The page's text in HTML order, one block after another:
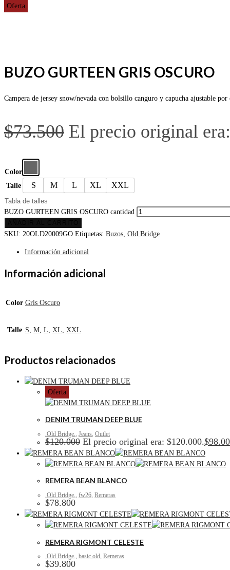
Oferta
BUZO GURTEEN GRIS OSCURO
Campera de jersey snow/nevada con bolsillo canguro y capucha ajustable
$73.500 El precio original
Color
Talle
S M L XL XXL
Tabla de talles
BUZO GURTEEN GRIS OSCURO cantidad
SKU: 20OLD20009GO Etiquetas: Buzos, Old Bridge
Información adicional
Información adicional
Color Gris Oscuro
Talle S, M, L, XL, XXL
Productos relacionados
Oferta
DENIM TRUMAN DEEP BLUE
.Old Bridge. Jeans Outlet
$120.000 El precio original era: $120.000.$
REMERA BEAN BLANCO
.Old Bridge., fw26, Remeras
$78.800
REMERA RIGMONT CELESTE
.Old Bridge., basic old, Remeras
$39.800